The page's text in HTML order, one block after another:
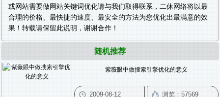
或网站需要做网站关键词优化请与我们取得联系，二休网络将以最
合理的价格、最快捷的速度、最安全的方法为您优化出最满意的效
果！转载请保留此说明，谢谢合作！
随机推荐
紫薇眼中做搜索引擎优化的意义